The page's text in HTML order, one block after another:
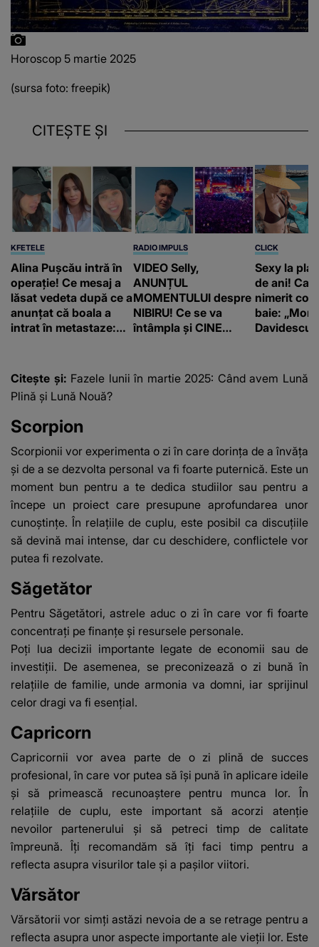
Horoscop 5 martie 2025
(sursa foto: freepik)
CITEȘTE ȘI
KFETELE
Alina Pușcău intră în
operație! Ce mesaj a
lăsat vedeta după ce a
anunțat că boala a
intrat în metastaze:
RADIO IMPULS
VIDEO Selly,
ANUNȚUL
MOMENTULUI despre
NIBIRU! Ce se va
întâmpla și CINE
e ciudă că..."
CLICK
Sexy la
de ani!
nimerit
baie:
Davidescu
Citește și: Fazele lunii în martie 2025: Când avem Lună
Plină și Lună Nouă?
Scorpion
Scorpionii vor experimenta o zi în care dorința de a învăța
și de a se dezvolta personal va fi foarte puternică. Este un
moment bun pentru a te dedica studiilor sau pentru a
începe un proiect care presupune aprofundarea unor
cunoștințe. În relațiile de cuplu, este posibil ca discuțiile
să devină mai intense, dar cu deschidere, conflictele vor
putea fi rezolvate.
Săgetător
Pentru Săgetători, astrele aduc o zi în care vor fi foarte
concentrați pe finanțe și resursele personale.
Poți lua decizii importante legate de economii sau de
investiții. De asemenea, se preconizează o zi bună în
relațiile de familie, unde armonia va domni, iar sprijinul
celor dragi va fi esențial.
Capricorn
Capricornii vor avea parte de o zi plină de succes
profesional, în care vor putea să își pună în aplicare ideile
și să primească recunoaștere pentru munca lor. În
relațiile de cuplu, este important să acorzi atenție
nevoilor partenerului și să petreci timp de calitate
împreună. Îți recomandăm să îți faci timp pentru a
reflecta asupra visurilor tale și a pașilor viitori.
Vărsător
Vărsătorii vor simți astăzi nevoia de a se retrage pentru a
reflecta asupra unor aspecte importante ale vieții lor. Este